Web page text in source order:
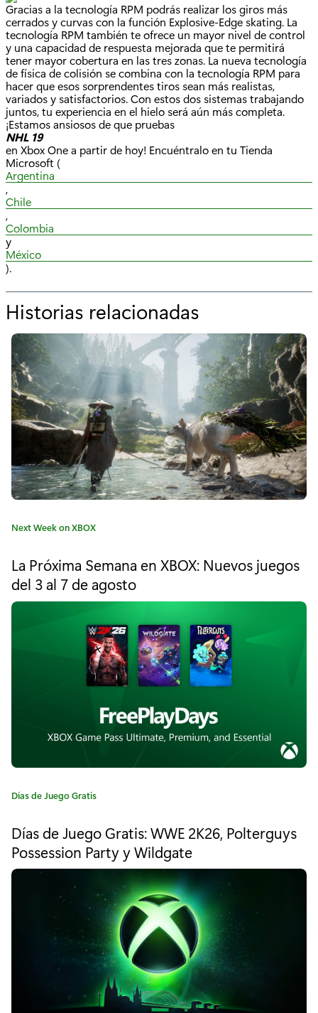
Gracias a la tecnología RPM podrás realizar los giros más
cerrados y curvas con la función Explosive-Edge skating. La
tecnología RPM también te ofrece un mayor nivel de control
y una capacidad de respuesta mejorada que te permitirá
tener mayor cobertura en las tres zonas. La nueva tecnología
de física de colisión se combina con la tecnología RPM para
hacer que esos sorprendentes tiros sean más realistas,
variados y satisfactorios. Con estos dos sistemas trabajando
juntos, tu experiencia en el hielo será aún más completa.
¡Estamos ansiosos de que pruebas
NHL 19
en Xbox One a partir de hoy! Encuéntralo en tu Tienda
Microsoft (
Argentina
,
Chile
,
Colombia
y
México
).
Historias relacionadas
o
r
"
N
H
L
1
l
g
a
h
o
y
a
X
o
x
O
n
e
"
C
e
g
o
Next Week on XBOX
La Próxima Semana en XBOX: Nuevos juegos
del 3 al 7 de agosto
C
e
g
o
Días de Juego Gratis
Días de Juego Gratis: WWE 2K26, Polterguys
Possession Party y Wildgate